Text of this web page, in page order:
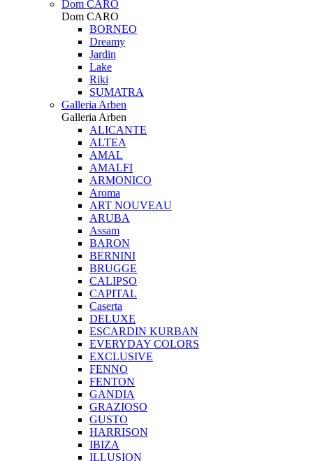
Dom CARO
Dom CARO
BORNEO
Dreamy
Jardin
Lake
Riki
SUMATRA
Galleria Arben
Galleria Arben
ALICANTE
ALTEA
AMAL
AMALFI
ARMONICO
Aroma
ART NOUVEAU
ARUBA
Assam
BARON
BERNINI
BRUGGE
CALIPSO
CAPITAL
Caserta
DELUXE
ESCARDIN KURBAN
EVERYDAY COLORS
EXCLUSIVE
FENNO
FENTON
GANDIA
GRAZIOSO
GUSTO
HARRISON
IBIZA
ILLUSION